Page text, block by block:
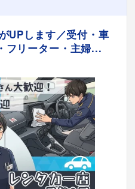
UPします／受付・車
フリーター・主婦...